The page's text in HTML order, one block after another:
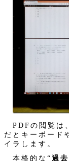
PDFの閲覧は
だとキーボード
イラします。
本格的な“過